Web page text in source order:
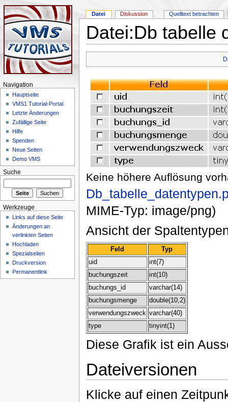
Datei:Db tabelle
Keine höhere Auflösung
MIME-Typ: image/png)
Ansicht der
Feld
Typ
uid
int(7)
buchungszeit
int(10)
buchungs_id
varchar(14)
buchungsmenge
double(10,2)
verwendungszweck varchar(40)
type
tinyint(1)
Diese Grafik ist ein
Dateiversionen
Klicke auf einen
Datei Diskussion Quelltext betrachten
Navigation
Hauptseite
VMS1 Tutorial-Portal
Letzte Änderungen
Zufällige Seite
Hilfe
Spenden
Neue Seiten
Demo VMS
Suche
Werkzeuge
Links auf diese Seite
Änderungen an
verlinkten Seiten
Hochladen
Spezialseiten
Druckversion
Permanentlink